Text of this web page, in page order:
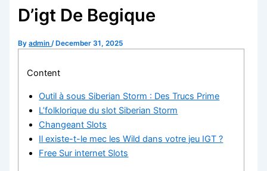
D’igt De Begique
Byadmin/December 31, 2025
Content
Outil à sous Siberian Storm : Des Trucs Prime
L’folklorique du slot Siberian Storm
Changeant Slots
Il existe-t-le mec les Wild dans votre jeu IGT ?
Free Sur internet Slots